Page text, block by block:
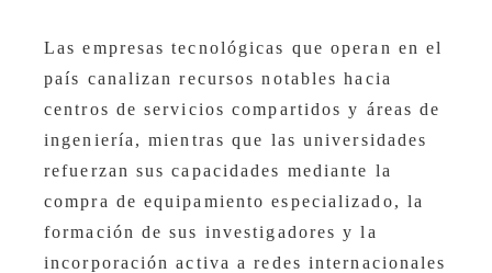
Las empresas tecnológicas que operan en el
país canalizan recursos notables hacia
centros de servicios compartidos y áreas de
ingeniería, mientras que las universidades
refuerzan sus capacidades mediante la
compra de equipamiento especializado, la
formación de sus investigadores y la
incorporación activa a redes internacionales